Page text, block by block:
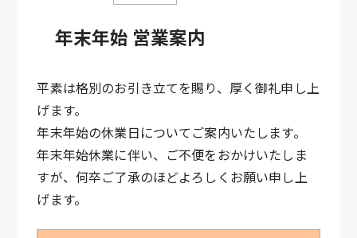
年末年始 営業案内
平素は格別のお引き立てを賜り、厚く御礼申し上
げます。
年末年始の休業日についてご案内いたします。
年末年始休業に伴い、ご不便をおかけいたしま
すが、何卒ご了承のほどよろしくお願い申し上
げます。